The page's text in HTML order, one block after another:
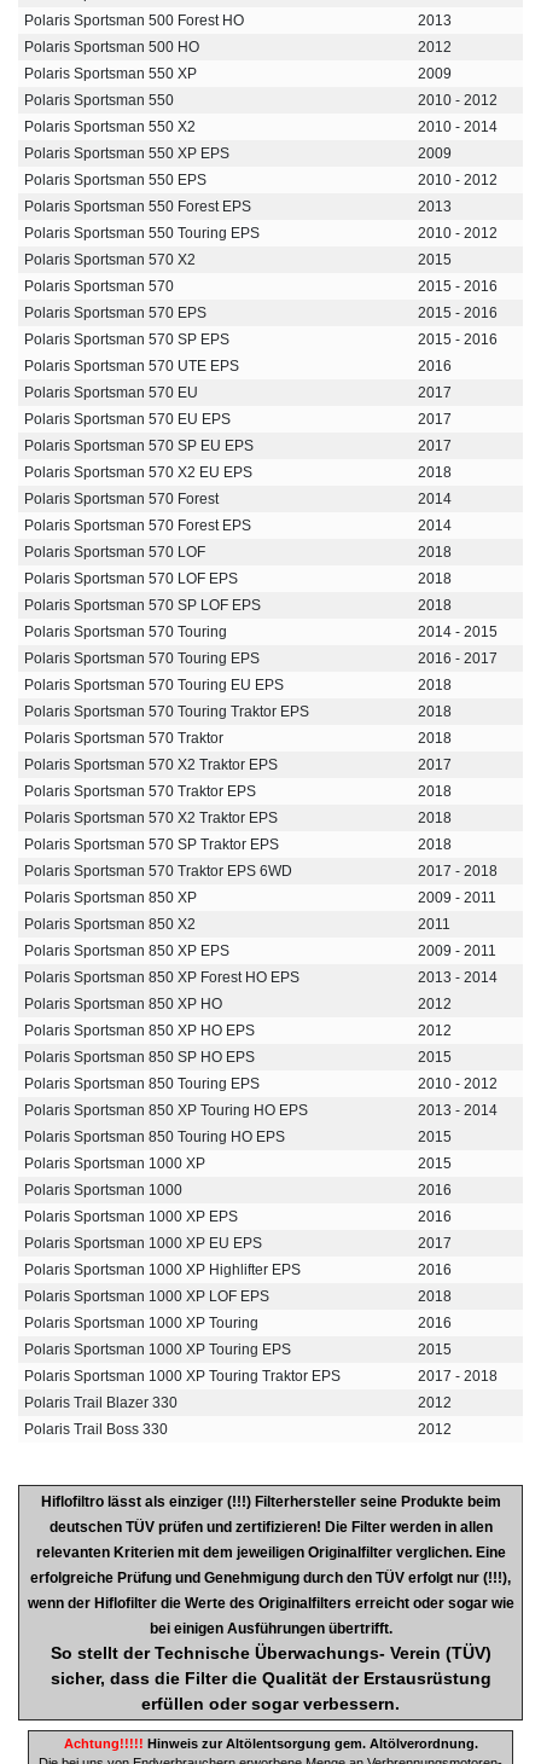
Polaris Sportsman 500 Forest HO
2013
Polaris Sportsman 500 HO
2012
Polaris Sportsman 550 XP
2009
Polaris Sportsman 550
2010 - 2012
Polaris Sportsman 550 X2
2010 - 2014
Polaris Sportsman 550 XP EPS
2009
Polaris Sportsman 550 EPS
2010 - 2012
Polaris Sportsman 550 Forest EPS
2013
Polaris Sportsman 550 Touring EPS
2010 - 2012
Polaris Sportsman 570 X2
2015
Polaris Sportsman 570
2015 - 2016
Polaris Sportsman 570 EPS
2015 - 2016
Polaris Sportsman 570 SP EPS
2015 - 2016
Polaris Sportsman 570 UTE EPS
2016
Polaris Sportsman 570 EU
2017
Polaris Sportsman 570 EU EPS
2017
Polaris Sportsman 570 SP EU EPS
2017
Polaris Sportsman 570 X2 EU EPS
2018
Polaris Sportsman 570 Forest
2014
Polaris Sportsman 570 Forest EPS
2014
Polaris Sportsman 570 LOF
2018
Polaris Sportsman 570 LOF EPS
2018
Polaris Sportsman 570 SP LOF EPS
2018
Polaris Sportsman 570 Touring
2014 - 2015
Polaris Sportsman 570 Touring EPS
2016 - 2017
Polaris Sportsman 570 Touring EU EPS
2018
Polaris Sportsman 570 Touring Traktor EPS
2018
Polaris Sportsman 570 Traktor
2018
Polaris Sportsman 570 X2 Traktor EPS
2017
Polaris Sportsman 570 Traktor EPS
2018
Polaris Sportsman 570 X2 Traktor EPS
2018
Polaris Sportsman 570 SP Traktor EPS
2018
Polaris Sportsman 570 Traktor EPS 6WD
2017 - 2018
Polaris Sportsman 850 XP
2009 - 2011
Polaris Sportsman 850 X2
2011
Polaris Sportsman 850 XP EPS
2009 - 2011
Polaris Sportsman 850 XP Forest HO EPS
2013 - 2014
Polaris Sportsman 850 XP HO
2012
Polaris Sportsman 850 XP HO EPS
2012
Polaris Sportsman 850 SP HO EPS
2015
Polaris Sportsman 850 Touring EPS
2010 - 2012
Polaris Sportsman 850 XP Touring HO EPS
2013 - 2014
Polaris Sportsman 850 Touring HO EPS
2015
Polaris Sportsman 1000 XP
2015
Polaris Sportsman 1000
2016
Polaris Sportsman 1000 XP EPS
2016
Polaris Sportsman 1000 XP EU EPS
2017
Polaris Sportsman 1000 XP Highlifter EPS
2016
Polaris Sportsman 1000 XP LOF EPS
2018
Polaris Sportsman 1000 XP Touring
2016
Polaris Sportsman 1000 XP Touring EPS
2015
Polaris Sportsman 1000 XP Touring Traktor EPS
2017 - 2018
Polaris Trail Blazer 330
2012
Polaris Trail Boss 330
2012
Hiflofiltro lässt als einziger (!!!) Filterhersteller seine Produkte beim
deutschen TÜV prüfen und zertifizieren! Die Filter werden in allen
relevanten Kriterien mit dem jeweiligen Originalfilter verglichen. Eine
erfolgreiche Prüfung und Genehmigung durch den TÜV erfolgt nur (!!!),
wenn der Hiflofilter die Werte des Originalfilters erreicht oder sogar wie
bei einigen Ausführungen übertrifft.
So stellt der Technische Überwachungs- Verein (TÜV)
sicher, dass die Filter die Qualität der Erstausrüstung
erfüllen oder sogar verbessern.
Achtung!!!!! Hinweis zur Altölentsorgung gem. Altölverordnung.